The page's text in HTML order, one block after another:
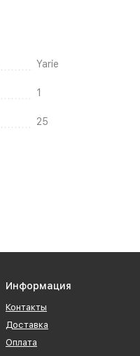
Yarie
1
25
Информация
Контакты
Доставка
Оплата